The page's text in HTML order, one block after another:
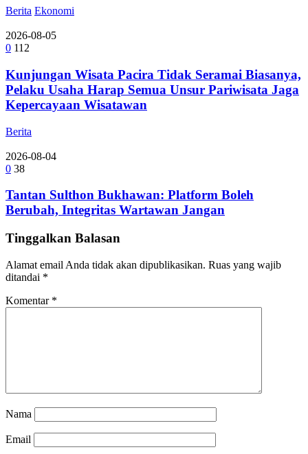
Berita Ekonomi
2026-08-05
0 112
Kunjungan Wisata Pacira Tidak Seramai Biasanya,
Pelaku Usaha Harap Semua Unsur Pariwisata Jaga
Kepercayaan Wisatawan
Berita
2026-08-04
0 38
Tantan Sulthon Bukhawan: Platform Boleh
Berubah, Integritas Wartawan Jangan
Tinggalkan Balasan
Alamat email Anda tidak akan dipublikasikan. Ruas yang wajib
ditandai *
Komentar *
Nama
Email